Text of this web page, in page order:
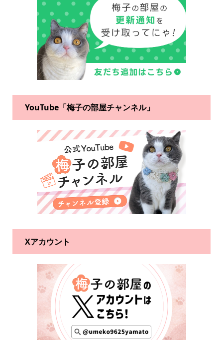
YouTube「梅子の部屋チャンネル」
Xアカウント